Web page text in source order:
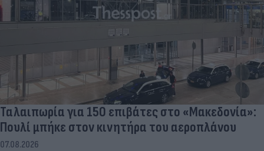
Ταλαιπωρία για 150 επιβάτες στο «Μακεδονία»:
Πουλί μπήκε στον κινητήρα του αεροπλάνου
07.08.2026